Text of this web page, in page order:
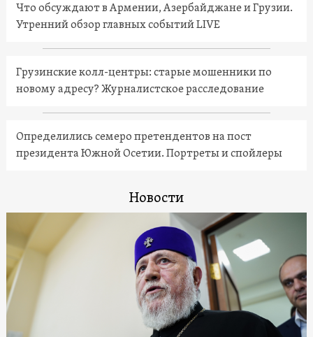
Что обсуждают в Армении, Азербайджане и Грузии.
Утренний обзор главных событий LIVE
Грузинские колл-центры: старые мошенники по
новому адресу? Журналистское расследование
Определились семеро претендентов на пост
президента Южной Осетии. Портреты и спойлеры
Новости